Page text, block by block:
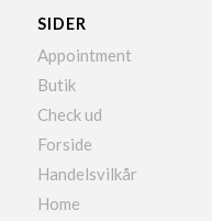
SIDER
Appointment
Butik
Check ud
Forside
Handelsvilkår
Home